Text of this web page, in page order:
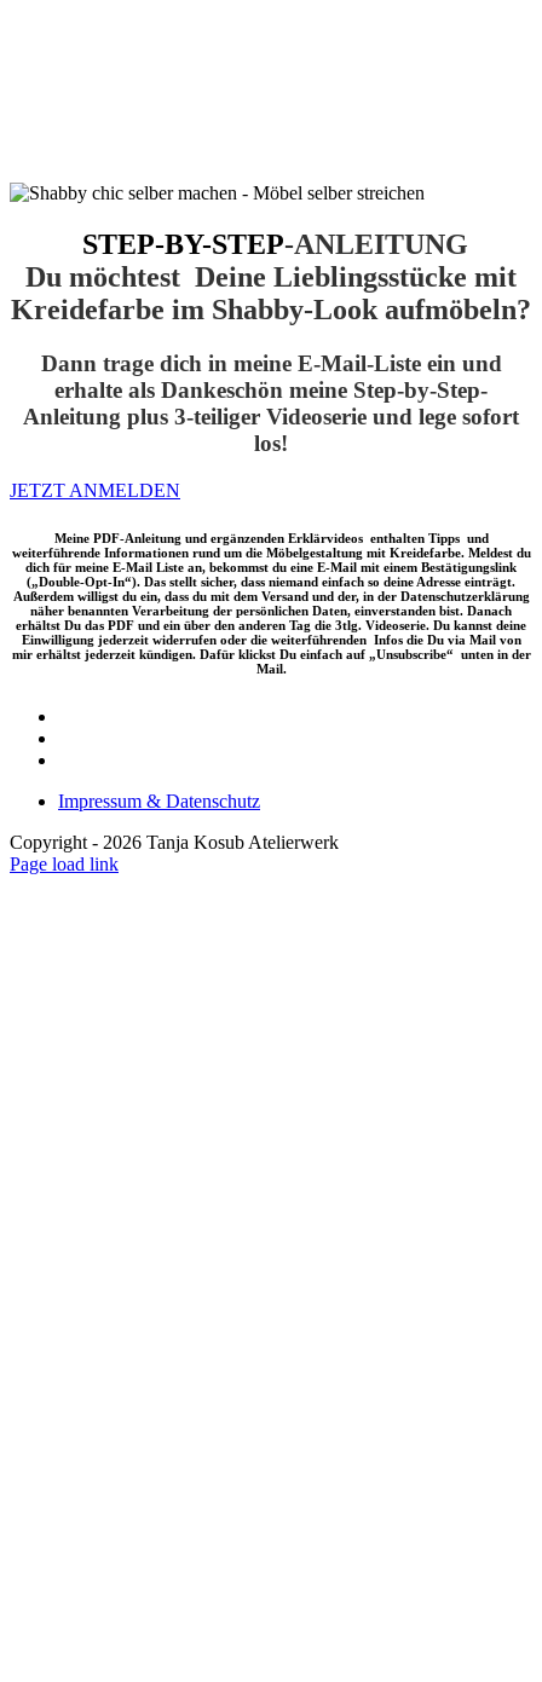
STEP-BY-STEP-ANLEITUNG
Du möchtest Deine Lieblingsstücke mit
Kreidefarbe im Shabby-Look aufmöbeln?
Dann trage dich in meine E-Mail-Liste ein und
erhalte als Dankeschön meine Step-by-Step-
Anleitung plus 3-teiliger Videoserie und lege sofort
los!
JETZT ANMELDEN
Meine PDF-Anleitung und ergänzenden Erklärvideos enthalten Tipps und
weiterführende Informationen rund um die Möbelgestaltung mit Kreidefarbe. Meldest du
dich für meine E-Mail Liste an, bekommst du eine E-Mail mit einem Bestätigungslink
(„Double-Opt-In“). Das stellt sicher, dass niemand einfach so deine Adresse einträgt.
Außerdem willigst du ein, dass du mit dem Versand und der, in der Datenschutzerklärung
näher benannten Verarbeitung der persönlichen Daten, einverstanden bist. Danach
erhältst Du das PDF und ein über den anderen Tag die 3tlg. Videoserie. Du kannst deine
Einwilligung jederzeit widerrufen oder die weiterführenden Infos die Du via Mail von
mir erhältst jederzeit kündigen. Dafür klickst Du einfach auf „Unsubscribe“ unten in der
Mail.
Impressum & Datenschutz
Copyright - 2026 Tanja Kosub Atelierwerk
Page load link